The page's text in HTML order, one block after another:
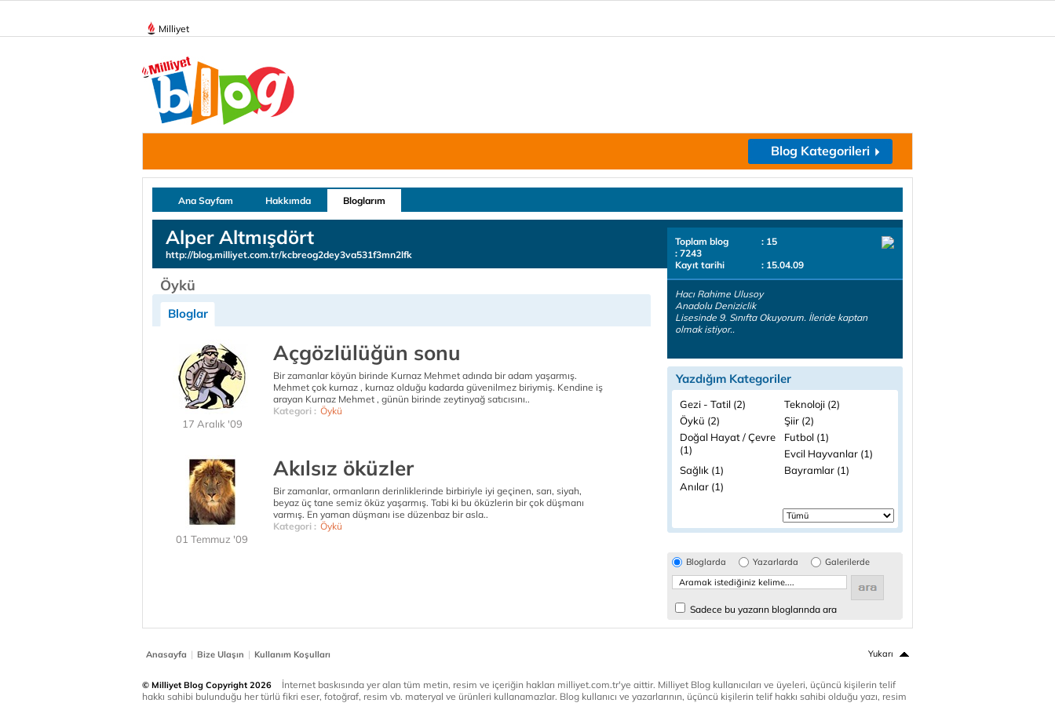
Milliyet
Blog Kategorileri
Ana Sayfam Hakkımda Bloglarım
Alper Altmışdört
http://blog.milliyet.com.tr/kcbreog2dey3va531f3mn2lfk
Öykü
Bloglar
17 Aralık '09
Açgözlülüğün sonu
Bir zamanlar köyün birinde Kurnaz Mehmet adında bir adam yaşarmış.
Mehmet çok kurnaz , kurnaz olduğu kadarda güvenilmez biriymiş. Kendine iş
arayan Kurnaz Mehmet , günün birinde zeytinyağ satıcısını..
Kategori : Öykü
01 Temmuz '09
Akılsız öküzler
Bir zamanlar, ormanların derinliklerinde birbiriyle iyi geçinen, sarı, siyah,
beyaz üç tane semiz öküz yaşarmış. Tabi ki bu öküzlerin bir çok düşmanı
varmış. En yaman düşmanı ise düzenbaz bir asla..
Kategori : Öykü
Toplam blog
: 15
: 7243
Kayıt tarihi
: 15.04.09
Hacı Rahime Ulusoy
Anadolu Deniziclik
Lisesinde 9. Sınıfta Okuyorum. İleride kaptan
olmak istiyor..
Yazdığım Kategoriler
Gezi - Tatil (2)
Teknoloji (2)
Öykü (2)
Şiir (2)
Doğal Hayat / Çevre
(1)
Futbol (1)
Evcil Hayvanlar (1)
Sağlık (1)
Bayramlar (1)
Anılar (1)
Bloglarda Yazarlarda Galerilerde
Sadece bu yazarın bloglarında ara
Anasayfa | Bize Ulaşın | Kullanım Koşulları Yukarı
© Milliyet Blog Copyright 2026
İnternet baskısında yer alan tüm metin, resim ve içeriğin hakları milliyet.com.tr'ye aittir. Milliyet Blog kullanıcıları ve üyeleri, üçüncü kişilerin telif
hakkı sahibi bulunduğu her türlü fikri eser, fotoğraf, resim vb. materyal ve ürünleri kullanamazlar. Blog kullanıcı ve yazarlarının, üçüncü kişilerin telif hakkı sahibi olduğu yazı, resim